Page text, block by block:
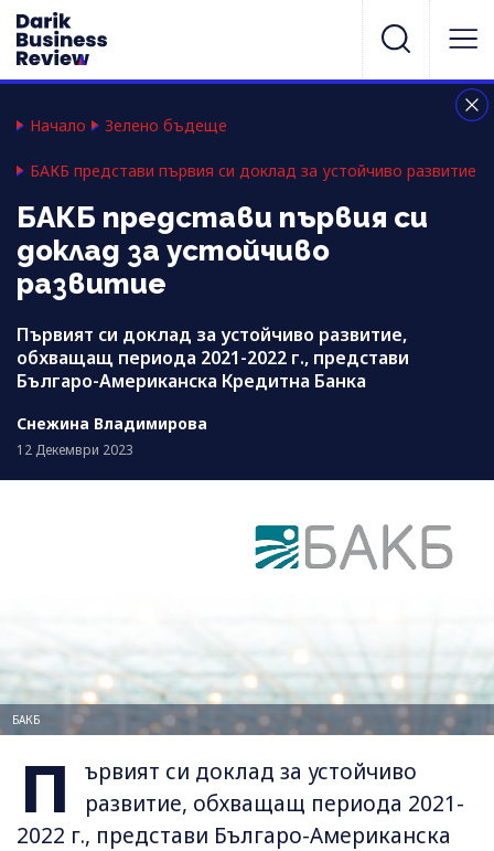
Начало Зелено бъдеще
БАКБ представи първия си доклад за устойчиво развитие
БАКБ представи първия си
доклад за устойчиво
развитие
Първият си доклад за устойчиво развитие,
обхващащ периода 2021-2022 г., представи
Българо-Американска Кредитна Банка
Снежина Владимирова
12 Декември 2023
БАКБ
П
ървият си доклад за устойчиво
развитие, обхващащ периода 2021-
2022 г., представи Българо-Американска